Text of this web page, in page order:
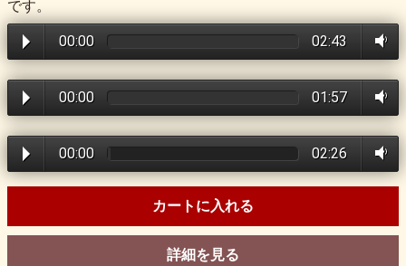
です。
00:00 02:43
00:00 01:57
00:00 02:26
カートに入れる
詳細を見る